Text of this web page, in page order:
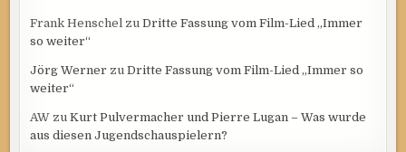
Frank Henschel zuDritte Fassung vom Film-Lied „Immer
so weiter“
Jörg Werner zuDritte Fassung vom Film-Lied „Immer so
weiter“
AW zuKurt Pulvermacher und Pierre Lugan – Was wurde
aus diesen Jugendschauspielern?